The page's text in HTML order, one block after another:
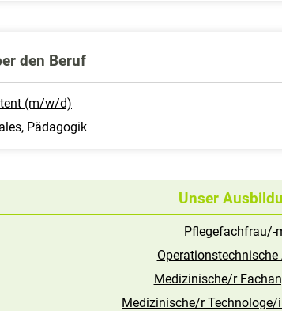
den Beruf
(m/w/d)
Pädagogik
Unser
Pflegefachfrau/-
Medizinische/r
Medizinische/r